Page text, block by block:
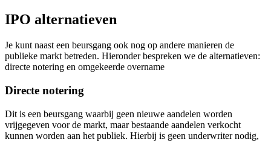
IPO alternatieven
Je kunt naast een beursgang ook nog op andere manieren de
publieke markt betreden. Hieronder bespreken we de alternatieven:
directe notering en omgekeerde overname
Directe notering
Dit is een beursgang waarbij geen nieuwe aandelen worden
vrijgegeven voor de markt, maar bestaande aandelen verkocht
kunnen worden aan het publiek. Hierbij is geen underwriter nodig,